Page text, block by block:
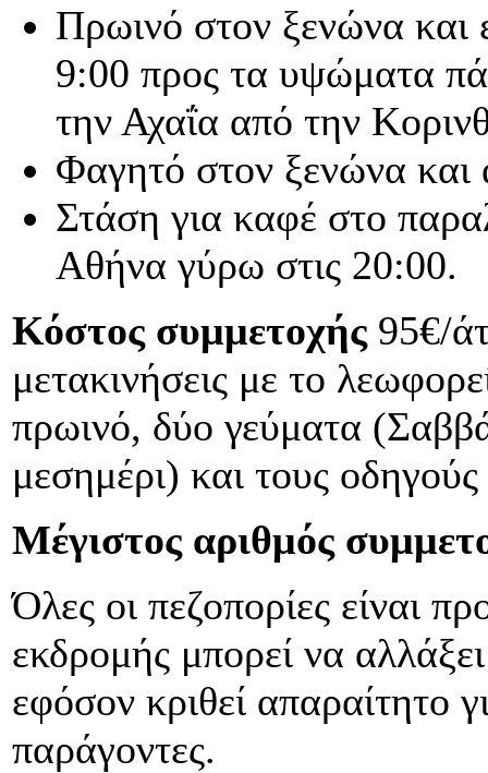
Πρωινό στον ξενώνα και
9:00 προς τα υψώματα
την Αχαΐα από την
Φαγητό στον ξενώνα
Στάση για καφέ στο
Αθήνα γύρω στις 20:00.
Κόστος συμμετοχής 95€/
μετακινήσεις με το
πρωινό, δύο γεύματα
μεσημέρι) και τους
Μέγιστος αριθμός
Όλες οι πεζοπορίες είναι
εκδρομής μπορεί να
εφόσον κριθεί απαραίτητο
παράγοντες.